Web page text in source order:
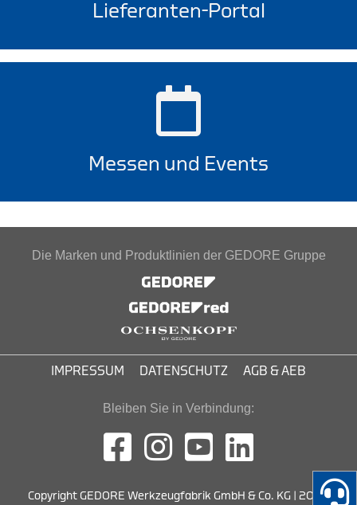
Lieferanten-Portal
Messen und Events
Die Marken und Produktlinien der GEDORE Gruppe
IMPRESSUM DATENSCHUTZ AGB & AEB
Bleiben Sie in Verbindung:
Copyright GEDORE Werkzeugfabrik GmbH & Co. KG | 2026